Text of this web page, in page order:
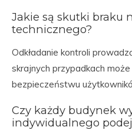
Jakie są skutki braku
technicznego?
Odkładanie kontroli
skrajnych przypadkach
bezpieczeństwu
Czy każdy budynek
indywidualnego